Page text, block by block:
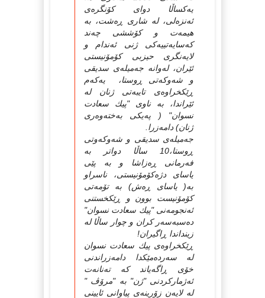
یه‌كساڵا دوای كۆنگره‌ی
ئه‌نزه‌لی، له‌ شاری ڕه‌شت، به‌
هیمه‌ت و كۆششی چه‌ند
كه‌سایه‌تییه‌كی ژنی ئه‌ندام و
لایه‌نگری حیزبی كۆمۆنیستی
ئێران، له‌وانه‌ جه‌میله‌ی سدیقی
و شه‌وكه‌تی ڕوستا، یه‌كه‌م
ڕێكخراوه‌ی تایبه‌تی ژنان له‌
ئێراندا، به‌ ناوی "پیك سعادت
نسوان" ( په‌یكی به‌خته‌وه‌ری
ژنان) دامه‌زرا.
جه‌میله‌ی سدیقی و شه‌وكه‌وتی
ڕوستا،10 ساڵا دواتر به‌
فه‌رمانی ڕه‌زاشا و به‌ پێی
یاسای دژه‌كۆمۆنیستی، ناسراو
به‌( یاسای ڕه‌ش) به‌ تۆمه‌تی
كۆمۆنیست بوون و ڕێكخستنی
ئه‌نجومه‌نی "پیك سعادت نسوان"
ده‌سبه‌سه‌ر كران و چوار ساڵا له‌
زینداندا ڕاگیران!
ڕێكخراوه‌ی پیك سعادت نسوان
له‌ سه‌رده‌مێكدا دامه‌زراندنی
خۆی ڕاگه‌یاند كه‌ ته‌نانه‌ت
ئه‌ژماركردنی "ژن" به‌ "مرۆڤ "
له‌ لایه‌ن زۆرینه‌ی پیاوانی ئایینی